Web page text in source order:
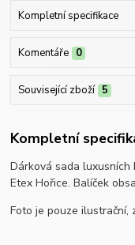
Kompletní specifikace
Komentáře 0
Související zboží 5
Kompletní
Dárková sada luxusních
Etex Hořice. Balíček
Foto je pouze ilustrační,